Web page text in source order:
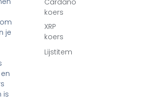
je
is
Cardano
koers
XRP
koers
Lijstitem